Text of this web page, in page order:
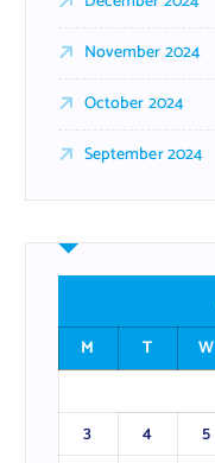
November 2024
October 2024
September 2024
M
T W
3
4 5